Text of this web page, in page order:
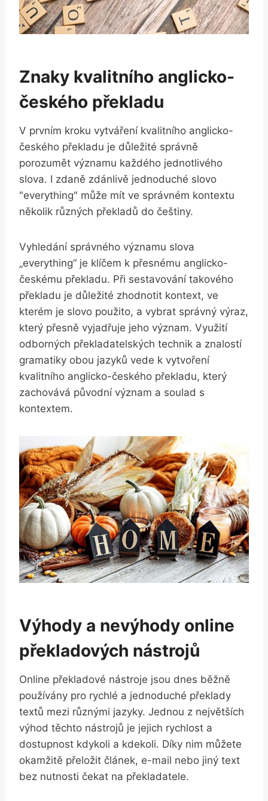
Znaky kvalitního anglicko-
českého překladu
V prvním kroku vytváření kvalitního anglicko-
českého překladu je důležité správně
porozumět významu každého jednotlivého
slova. I zdaně zdánlivě jednoduché slovo
"everything" může mít ve správném kontextu
několik různých překladů do češtiny.
Vyhledání správného významu slova
„everything“ je klíčem k přesnému anglicko-
českému překladu. Při sestavování takového
překladu je důležité zhodnotit kontext, ve
kterém je slovo použito, a vybrat správný výraz,
který přesně vyjadřuje jeho význam. Využití
odborných překladatelských technik a znalostí
gramatiky obou jazyků vede k vytvoření
kvalitního anglicko-českého překladu, který
zachovává původní význam a soulad s
kontextem.
Výhody a nevýhody online
překladových nástrojů
Online překladové nástroje jsou dnes běžně
používány pro rychlé a jednoduché překlady
textů mezi různými jazyky. Jednou z největších
výhod těchto nástrojů je jejich rychlost a
dostupnost kdykoli a kdekoli. Díky nim můžete
okamžitě přeložit článek, e-mail nebo jiný text
bez nutnosti čekat na překladatele.